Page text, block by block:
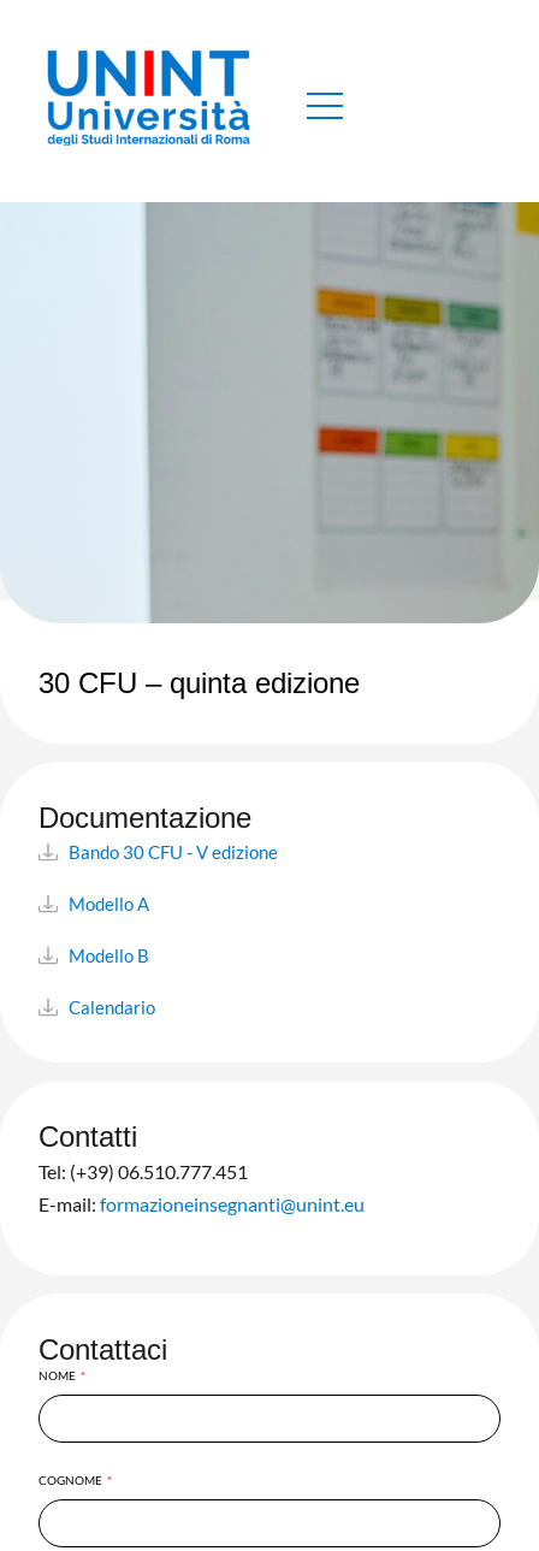
30 CFU – quinta edizione
Documentazione
Bando 30 CFU - V edizione
Modello A
Modello B
Calendario
Contatti
Tel: (+39) 06.510.777.451
E-mail: formazioneinsegnanti@unint.eu
Contattaci
NOME
COGNOME